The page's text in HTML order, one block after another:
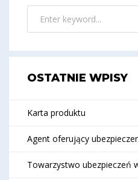
OSTATNIE WPISY
Karta produktu
Agent oferujący
Towarzystwo ubezpieczeń